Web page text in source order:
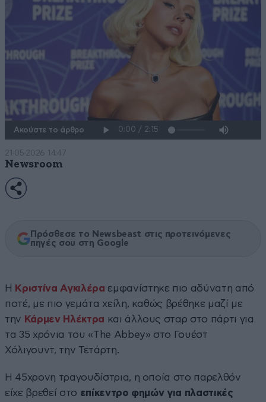
Ακούστε το άρθρο
21·05·2026 14:47
Newsroom
Πρόσθεσε το Newsbeast στις προτεινόμενες
πηγές σου στη Google
Η Κριστίνα Αγκιλέρα εμφανίστηκε πιο αδύνατη από
ποτέ, με πιο γεμάτα χείλη, καθώς βρέθηκε μαζί με
την Κάρμεν Ηλέκτρα και άλλους σταρ στο πάρτι για
τα 35 χρόνια του «The Abbey» στο Γουέστ
Χόλιγουντ, την Τετάρτη.
Η 45χρονη τραγουδίστρια, η οποία στο παρελθόν
είχε βρεθεί στο επίκεντρο φημών για πλαστικές